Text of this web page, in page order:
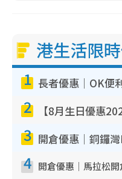
港生活限
1
2
3
4